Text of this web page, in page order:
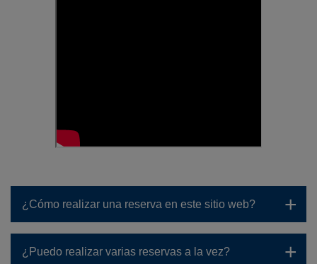
¿Cómo realizar una reserva en este sitio web?
¿Puedo realizar varias reservas a la vez?